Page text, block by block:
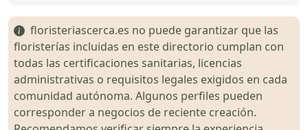
floristeriascerca.es no puede garantizar que las
floristerías incluidas en este directorio cumplan con
todas las certificaciones sanitarias, licencias
administrativas o requisitos legales exigidos en cada
comunidad autónoma. Algunos perfiles pueden
corresponder a negocios de reciente creación.